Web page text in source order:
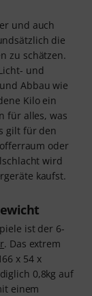
und auch
die
zu schätzen.
und
Abbau wie
Kilo ein
für alles, was
gilt für den
oder
wird
kaufst.
ist der 6-
. Das extrem
x 54 x
0,8kg auf
einem